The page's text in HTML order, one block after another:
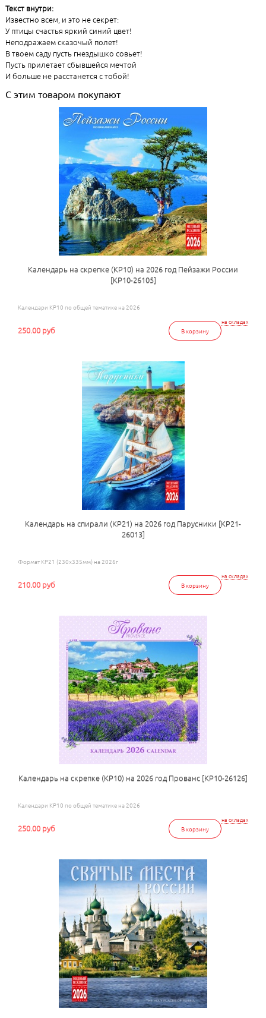
Текст внутри:
Известно всем, и это не секрет:
У птицы счастья яркий синий цвет!
Неподражаем сказочый полет!
В твоем саду пусть гнездышко совьет!
Пусть прилетает сбывшейся мечтой
И больше не расстанется с тобой!
С этим товаром покупают
Календарь на скрепке (КР10) на 2026 год Пейзажи России
[КР10-26105]
Календари КР10 по общей тематике на 2026
на складах
В корзину
250.00 руб
Календарь на спирали (КР21) на 2026 год Парусники [КР21-
26013]
Формат КР21 (230х335мм) на 2026г
на складах
В корзину
210.00 руб
Календарь на скрепке (КР10) на 2026 год Прованс [КР10-26126]
Календари КР10 по общей тематике на 2026
на складах
В корзину
250.00 руб